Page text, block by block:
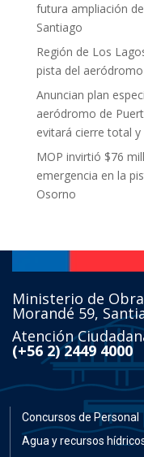
futura ampliación
Santiago
Región de Los
pista del
Anuncian plan
aeródromo de
evitará cierre total
MOP invirtió $76
emergencia en la
Osorno
Ministerio de
Morandé 59,
Atención
(+56 2) 2449 4000
Concursos de Personal
Agua y recursos